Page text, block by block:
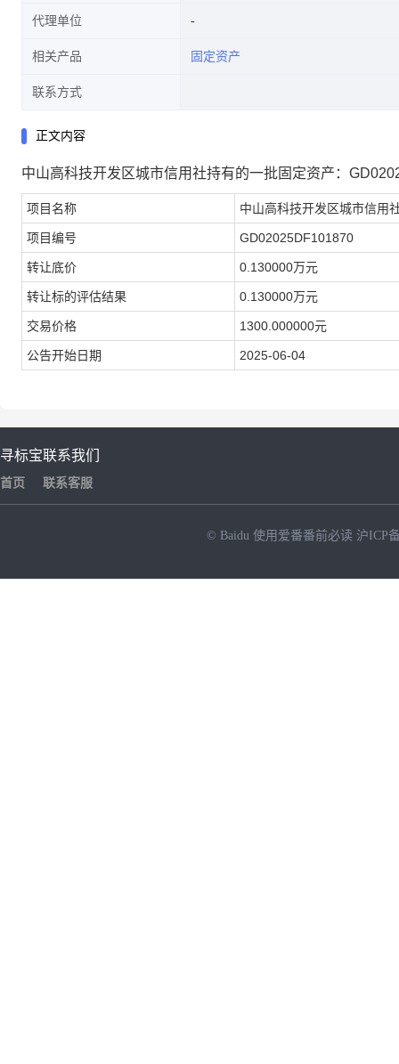
代理单位
相关产品 固定资产
联系方式
正文内容
中山高科技开发区城市信用社持有的一批固定资产：
项目名称 中山高科技开发区城市信用
项目编号 GD02025DF101870
转让底价 0.130000万元
转让标的评估结果 0.130000万元
交易价格 1300.000000元
公告开始日期 2025-06-04
寻标宝
首页
联系我们
联系客服
© Baidu 使用爱番番前必读 沪ICP